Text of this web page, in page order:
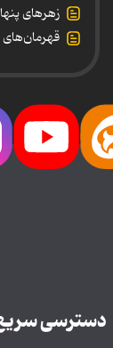
زهرهای
قهرمان‌های
دسترسی